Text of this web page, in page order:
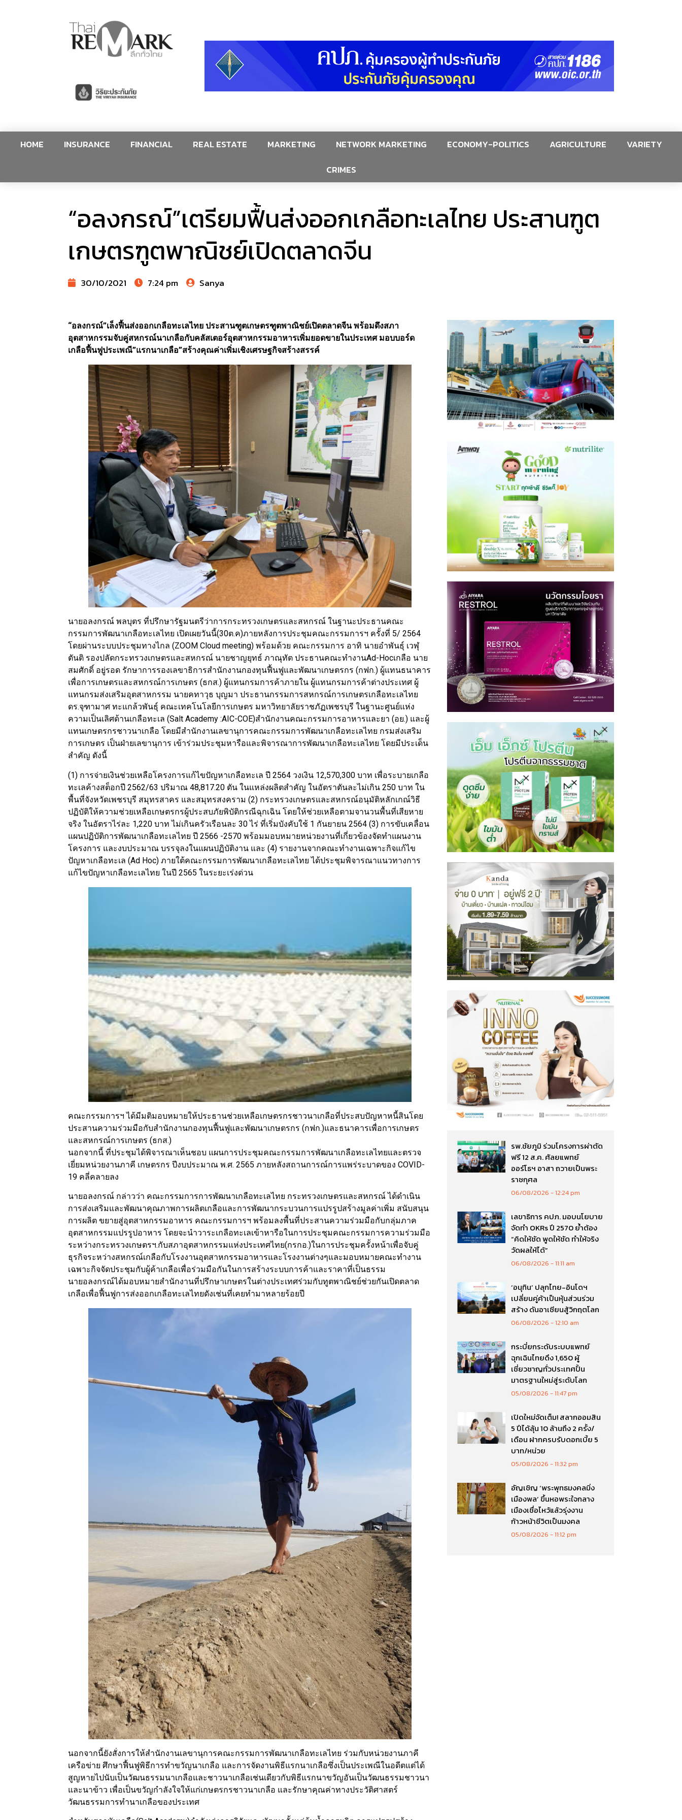
HOME INSURANCE FINANCIAL REAL ESTATE MARKETING NETWORK MARKETING ECONOMY-POLITICS AGRICULTURE
VARIETY
CRIMES
“อลงกรณ์”เตรียมฟื้นส่งออกเกลือทะเลไทย ประสานฑูต
เกษตรฑูตพาณิชย์เปิดตลาดจีน
30/10/2021 7:24 pm Sanya
“อลงกรณ์”เล็งฟื้นส่งออกเกลือทะเลไทย ประสานฑูตเกษตรฑูตพาณิชย์เปิดตลาดจีน พร้อมดึงสภา
อุตสาหกรรมจับคู่สหกรณ์นาเกลือกับคลัสเตอร์อุตสาหกรรมอาหารเพิ่มยอดขายในประเทศ มอบบอร์ด
เกลือฟื้นฟูประเพณี”แรกนาเกลือ”สร้างคุณค่าเพิ่มเชิงเศรษฐกิจสร้างสรรค์
นายอลงกรณ์ พลบุตร ที่ปรึกษารัฐมนตรีว่าการกระทรวงเกษตรและสหกรณ์ ในฐานะประธานคณะ
กรรมการพัฒนาเกลือทะเลไทย เปิดเผยวันนี้(30ต.ค)ภายหลังการประชุมคณะกรรมการฯ ครั้งที่ 5/ 2564
โดยผ่านระบบประชุมทางไกล (ZOOM Cloud meeting) พร้อมด้วย คณะกรรมการ อาทิ นายอำพันธุ์ เวฬุ
ตันติ รองปลัดกระทรวงเกษตรและสหกรณ์ นายชาญยุทธ์ ภาณุทัต ประธานคณะทำงานAd-Hocเกลือ นาย
สมศักดิ์ อยู่รอด รักษาการรองเลขาธิการสำนักงานกองทุนฟื้นฟูและพัฒนาเกษตรกร (กฟก.) ผู้แทนธนาคาร
เพื่อการเกษตรและสหกรณ์การเกษตร (ธกส.) ผู้แทนกรมการค้าภายใน ผู้แทนกรมการค้าต่างประเทศ ผู้
แทนกรมส่งเสริมอุตสาหกรรม นายคทาวุธ บุญมา ประธานกรรมการสหกรณ์การเกษตรเกลือทะเลไทย
ดร.จุฑามาศ ทะแกล้วพันธุ์ คณะเทคโนโลยีการเกษตร มหาวิทยาลัยราชภัฏเพชรบุรี ในฐานะศูนย์แห่ง
ความเป็นเลิศด้านเกลือทะเล (Salt Academy :AIC-COE)สำนักงานคณะกรรมการอาหารและยา (อย.) และผู้
แทนเกษตรกรชาวนาเกลือ โดยมีสำนักงานเลขานุการคณะกรรมการพัฒนาเกลือทะเลไทย กรมส่งเสริม
การเกษตร เป็นฝ่ายเลขานุการ เข้าร่วมประชุมหารือและพิจารณาการพัฒนาเกลือทะเลไทย โดยมีประเด็น
สำคัญ ดังนี้
(1) การจ่ายเงินช่วยเหลือโครงการแก้ไขปัญหาเกลือทะเล ปี 2564 วงเงิน 12,570,300 บาท เพื่อระบายเกลือ
ทะเลค้างสต็อกปี 2562/63 ปริมาณ 48,817.20 ตัน ในแหล่งผลิตสำคัญ ในอัตราตันละไม่เกิน 250 บาท ใน
พื้นที่จังหวัดเพชรบุรี สมุทรสาคร และสมุทรสงคราม (2) กระทรวงเกษตรและสหกรณ์อนุมัติหลักเกณ์วิธี
ปฏิบัติให้ความช่วยเหลือเกษตรกรผู้ประสบภัยพิบัติกรณีฉุกเฉิน โดยให้ช่วยเหลือตามจานวนพื้นที่เสียหาย
จริง ในอัตราไร่ละ 1,220 บาท ไม่เกินครัวเรือนละ 30 ไร่ ที่เริ่มบังคับใช้ 1 กันยายน 2564 (3) การขับเคลื่อน
แผนปฏิบัติการพัฒนาเกลือทะเลไทย ปี 2566 -2570 พร้อมมอบหมายหน่วยงานที่เกี่ยวข้องจัดทำแผนงาน
โครงการ และงบประมาณ บรรจุลงในแผนปฏิบัติงาน และ (4) รายงานจากคณะทำงานเฉพาะกิจแก้ไข
ปัญหาเกลือทะเล (Ad Hoc) ภายใต้คณะกรรมการพัฒนาเกลือทะเลไทย ได้ประชุมพิจารณาแนวทางการ
แก้ไขปัญหาเกลือทะเลไทย ในปี 2565 ในระยะเร่งด่วน
คณะกรรมการฯ ได้มีมติมอบหมายให้ประธานช่วยเหลือเกษตรกรชาวนาเกลือที่ประสบปัญหาหนี้สินโดย
ประสานความร่วมมือกับสำนักงานกองทุนฟื้นฟูและพัฒนาเกษตรกร (กฟก.)และธนาคารเพื่อการเกษตร
และสหกรณ์การเกษตร (ธกส.)
นอกจากนี้ ที่ประชุมได้พิจารณาเห็นชอบ แผนการประชุมคณะกรรมการพัฒนาเกลือทะเลไทยและตรวจ
เยี่ยมหน่วยงานภาคี เกษตรกร ปีงบประมาณ พ.ศ. 2565 ภายหลังสถานการณ์การแพร่ระบาดของ COVID-
19 คลี่คลายลง
นายอลงกรณ์ กล่าวว่า คณะกรรมการการพัฒนาเกลือทะเลไทย กระทรวงเกษตรและสหกรณ์ ได้ดำเนิน
การส่งเสริมและพัฒนาคุณภาพการผลิตเกลือและการพัฒนากระบวนการแปรรูปสร้างมูลค่าเพิ่ม สนับสนุน
การผลิต ขยายสู่อุตสาหกรรมอาหาร คณะกรรมการฯ พร้อมลงพื้นที่ประสานความร่วมมือกับกลุ่มภาค
อุตสาหกรรมแปรรูปอาหาร โดยจะนำวาระเกลือทะเลเข้าหารือในการประชุมคณะกรรมการความร่วมมือ
ระหว่างกระทรวงเกษตรฯ.กับสภาอุตสาหกรรมแห่งประเทศไทย(กรกอ.)ในการประชุมครั้งหน้าเพื่อจับคู่
ธุรกิจระหว่างสหกรณ์เกลือกับโรงงานอุตสาหกรรมอาหารและโรงงานต่างๆและมอบหมายคณะทำงาน
เฉพาะกิจจัดประชุมกับผู้ค้าเกลือเพื่อร่วมมือกันในการสร้างระบบการค้าและราคาที่เป็นธรรม
นายอลงกรณ์ได้มอบหมายสำนักงานที่ปรึกษาเกษตรในต่างประเทศร่วมกับทูตพาณิชย์ช่วยกันเปิดตลาด
เกลือเพื่อฟื้นฟูการส่งออกเกลือทะเลไทยดังเช่นที่เคยทำมาหลายร้อยปี
นอกจากนี้ยังสั่งการให้สำนักงานเลขานุการคณะกรรมการพัฒนาเกลือทะเลไทย ร่วมกับหน่วยงานภาคี
เครือข่าย ศึกษาฟื้นฟูพิธีการทำขวัญนาเกลือ และการจัดงานพิธีแรกนาเกลือซึ่งเป็นประเพณีในอดีตแต่ได้
สูญหายไปนับเป็นวัฒนธรรมนาเกลือและชาวนาเกลือเช่นเดียวกับพิธีแรกนาขวัญอันเป็นวัฒนธรรมชาวนา
และนาข้าว เพื่อเป็นขวัญกำลังใจให้แก่เกษตรกรชาวนาเกลือ และรักษาคุณค่าทางประวัติศาสตร์
วัฒนธรรมการทำนาเกลือของประเทศ
รพ.ชัยภูมิ ร่วมโครงการผ่าตัด
ฟรี 12 ส.ค. ศัลยแพทย์
ออร์โธฯ อาสา ถวายเป็นพระ
ราชกุศล
06/08/2026 12:24 pm
เลขาธิการ คปภ. มอบนโยบาย
จัดทำ OKRs ปี 2570 ย้ำต้อง
“คิดให้ชัด พูดให้ชัด ทำให้จริง
วัดผลให้ได้”
06/08/2026 11:11 am
‘อนุทิน’ ปลุกไทย-อินโดฯ
เปลี่ยนคู่ค้าเป็นหุ้นส่วนร่วม
สร้าง ดันอาเซียนสู้วิกฤตโลก
06/08/2026 12:10 am
กระบี่ยกระดับระบบแพทย์
ฉุกเฉินไทยดึง 1,650 ผู้
เชี่ยวชาญทั่วประเทศปั้น
มาตรฐานใหม่สู่ระดับโลก
05/08/2026 11:47 pm
เปิดใหม่จัดเต็ม! สลากออมสิน
5 ปีได้ลุ้น 10 ล้านถึง 2 ครั้ง/
เดือน ฝากครบรับดอกเบี้ย 5
บาท/หน่วย
05/08/2026 11:32 pm
อัญเชิญ ‘พระพุทธมงคลมิ่ง
เมืองพล’ ขึ้นหอพระใจกลาง
เมืองเชื่อไหว้แล้วรุ่งงาน
ก้าวหน้าชีวิตเป็นมงคล
05/08/2026 11:12 pm